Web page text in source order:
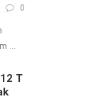
0
...
T